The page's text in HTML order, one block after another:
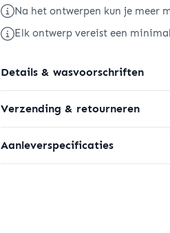
2.0
aantal
Na het ontwerpen kun je meer
Elk ontwerp vereist een
Details & wasvoorschriften
Verzending & retourneren
Aanleverspecificaties